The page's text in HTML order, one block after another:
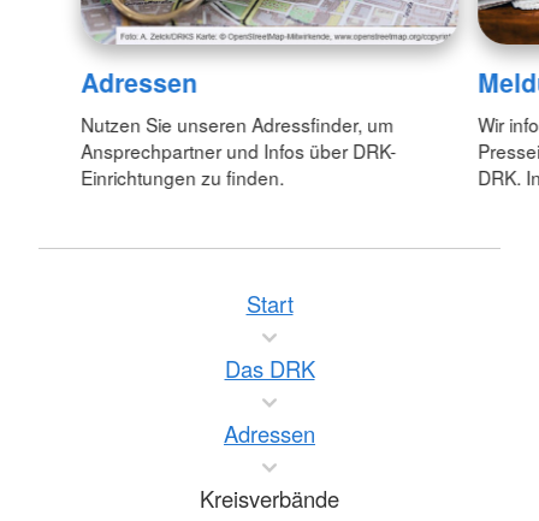
Adressen
Nutzen Sie unseren Adressfinder, um
Ansprechpartner und Infos über DRK-
Einrichtungen zu finden.
Wir
DRK.
Start
Das DRK
Adressen
Kreisverbände